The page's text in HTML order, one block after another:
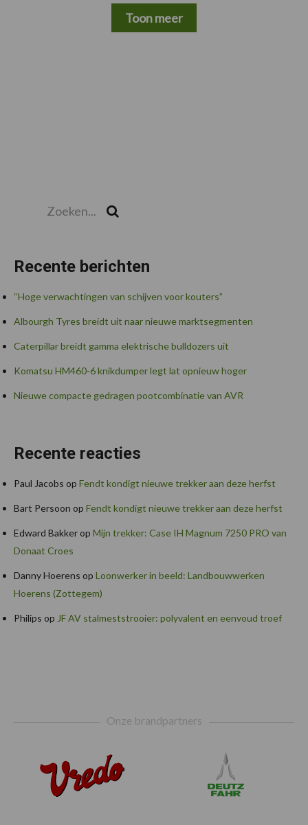
Toon meer
Recente berichten
“Hoge verwachtingen van schijven voor kouters”
Albourgh Tyres breidt uit naar nieuwe marktsegmenten
Caterpillar breidt gamma elektrische bulldozers uit
Komatsu HM460-6 knikdumper legt lat opnieuw hoger
Nieuwe compacte gedragen pootcombinatie van AVR
Recente reacties
Paul Jacobs op Fendt kondigt nieuwe trekker aan deze herfst
Bart Persoon op Fendt kondigt nieuwe trekker aan deze herfst
Edward Bakkerop Mijn trekker: Case IH Magnum 7250 PRO van
Donaat Croes
Danny Hoerens op Loonwerker in beeld: Landbouwwerken
Hoerens (Zottegem)
Philips op JF AV stalmeststrooier: polyvalent en eenvoud troef
Onze brandpartners